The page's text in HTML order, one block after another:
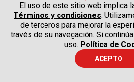
El uso de este sitio web implica
Términos y condiciones.
de terceros para mejorar la
través de su navegación. Si
uso. Política de
ACEPTO